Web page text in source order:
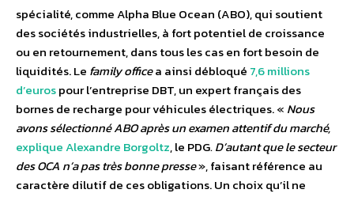
spécialité, comme Alpha Blue Ocean (ABO), qui soutient
des sociétés industrielles, à fort potentiel de croissance
ou en retournement, dans tous les cas en fort besoin de
liquidités. Le family officea ainsi débloqué 7,6 millions
d’eurospour l’entreprise DBT, un expert français des
bornes de recharge pour véhicules électriques. « Nous
avons sélectionné ABO après un examen attentif du marché,
explique Alexandre Borgoltz, le PDG. D’autant que le secteur
des OCA n’a pas très bonne presse», faisant référence au
caractère dilutif de ces obligations. Un choix qu’il ne